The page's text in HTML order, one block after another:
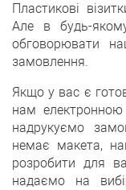
Пластикові
Але в будь-
обговорювати
замовлення.
Якщо у вас є
нам
надрукуємо
немає макета,
розробити для
надаємо на